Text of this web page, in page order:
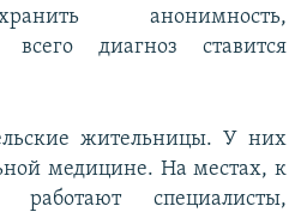
анонимность,
всего диагноз ставится
жительницы. У них
медицине. На местах, к
специалисты,